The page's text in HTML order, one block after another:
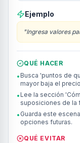
Ejemplo
"Ingresa valores
QUÉ HACER
• Busca 'puntos de
mayor baja el
• Lee la sección
suposiciones de la
• Guarda este
opciones futuras.
QUÉ EVITAR